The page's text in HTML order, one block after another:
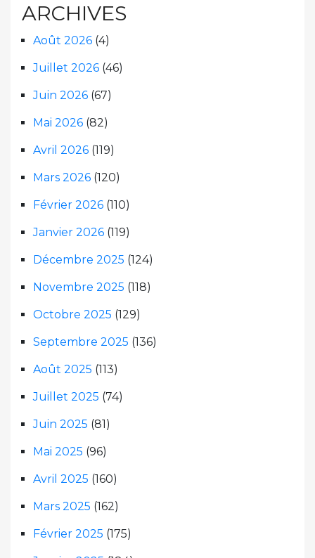
ARCHIVES
Août 2026 (4)
Juillet 2026 (46)
Juin 2026 (67)
Mai 2026 (82)
Avril 2026 (119)
Mars 2026 (120)
Février 2026 (110)
Janvier 2026 (119)
Décembre 2025 (124)
Novembre 2025 (118)
Octobre 2025 (129)
Septembre 2025 (136)
Août 2025 (113)
Juillet 2025 (74)
Juin 2025 (81)
Mai 2025 (96)
Avril 2025 (160)
Mars 2025 (162)
Février 2025 (175)